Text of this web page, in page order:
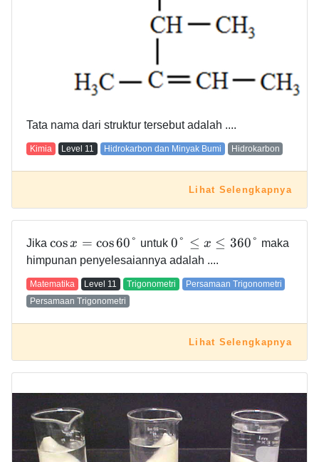
Tata nama dari struktur tersebut adalah ....
Kimia Level 11 Hidrokarbon dan Minyak Bumi Hidrokarbon
Lihat Selengkapnya
Jika cosx = cos60° untuk0° ≤ x ≤ 360° maka
himpunan penyelesaiannya adalah ....
Matematika Level 11 Trigonometri
Persamaan Trigonometri
Persamaan Trigonometri
Lihat Selengkapnya